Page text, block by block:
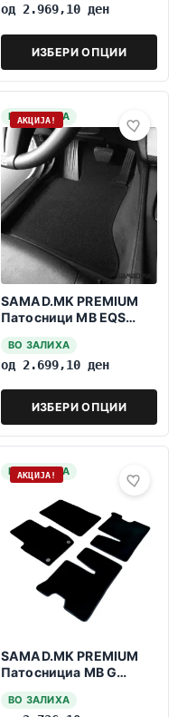
од 2.969,10 ден
ИЗБЕРИ ОПЦИИ
НА ЗАЛИХА
АКЦИЈА!
SAMAD.MK PREMIUM
Патосници MB EQS
ВО ЗАЛИХА
од 2.699,10 ден
ИЗБЕРИ ОПЦИИ
НА ЗАЛИХА
АКЦИЈА!
SAMAD.MK PREMIUM
Патоснициа MB G
2018 5ком
ВО ЗАЛИХА